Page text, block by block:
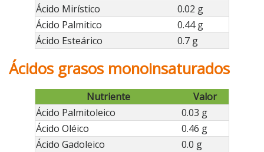
Ácido Mirístico
0.02 g
Ácido Palmitico
0.44 g
Ácido Esteárico
0.7 g
Ácidos grasos monoinsaturados
Nutriente
Valor
Ácido Palmitoleico
0.03 g
Ácido Oléico
0.46 g
Ácido Gadoleico
0.0 g